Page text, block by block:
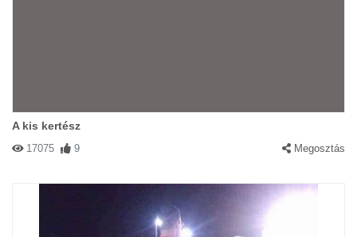
A kis kertész
17075 9 Megosztás